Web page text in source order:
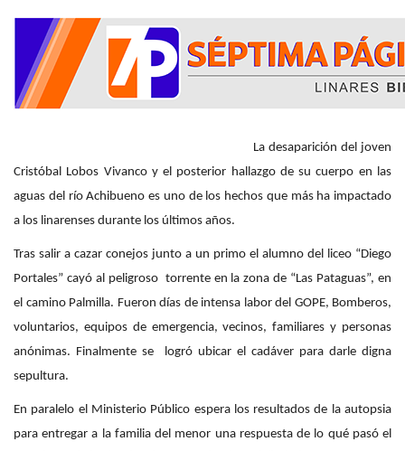
La desaparición del joven
Cristóbal Lobos Vivanco y el posterior hallazgo de su cuerpo en las
aguas del río Achibueno es uno de los hechos que más ha impactado
a los linarenses durante los últimos años.
Tras salir a cazar conejos junto a un primo el alumno del liceo “Diego
Portales” cayó al peligroso torrente en la zona de “Las Pataguas”, en
el camino Palmilla. Fueron días de intensa labor del GOPE, Bomberos,
voluntarios, equipos de emergencia, vecinos, familiares y personas
anónimas. Finalmente se logró ubicar el cadáver para darle digna
sepultura.
En paralelo el Ministerio Público espera los resultados de la autopsia
para entregar a la familia del menor una respuesta de lo qué pasó el